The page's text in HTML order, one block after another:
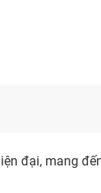
đại, mang